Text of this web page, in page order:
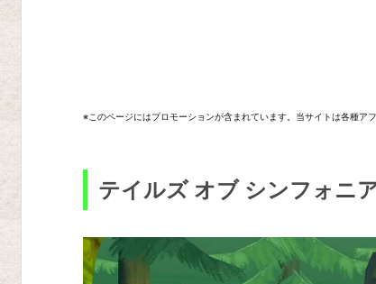
リ
ス
ー
テ
※このページにはプロモーションが含まれています。当サイトは各種ア
テイルズ オブ シンフォニ